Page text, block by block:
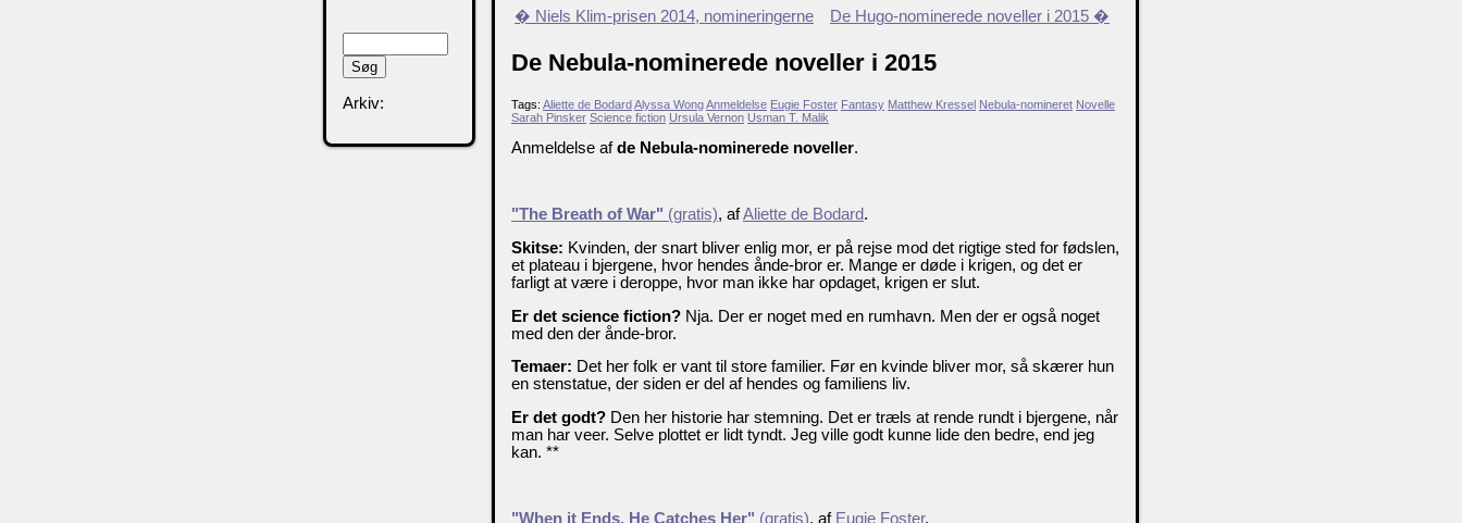
� Niels Klim-prisen 2014, nomineringerne De Hugo-nominerede noveller i 2015 �
De Nebula-nominerede noveller i 2015
Tags: Aliette de BodardAlyssa WongAnmeldelse Eugie Foster Fantasy Matthew Kressel Nebula-nomineret Novelle
Sarah Pinsker Science fiction Ursula Vernon Usman T. Malik
Anmeldelse afde Nebula-nominerede noveller.
"The Breath of War" (gratis), afAliette de Bodard.
Skitse: Kvinden, der snart bliver enlig mor, er på rejse mod det rigtige sted for fødslen,
et plateau i bjergene, hvor hendes ånde-bror er. Mange er døde i krigen, og det er
farligt at være i deroppe, hvor man ikke har opdaget, krigen er slut.
Er det science fiction? Nja. Der er noget med en rumhavn. Men der er også noget
med den der ånde-bror.
Temaer: Det her folk er vant til store familier. Før en kvinde bliver mor, så skærer hun
en stenstatue, der siden er del af hendes og familiens liv.
Er det godt? Den her historie har stemning. Det er træls at rende rundt i bjergene, når
man har veer. Selve plottet er lidt tyndt. Jeg ville godt kunne lide den bedre, end jeg
kan. **
"When it Ends, He Catches Her" (gratis), af Eugie Foster.
Arkiv: